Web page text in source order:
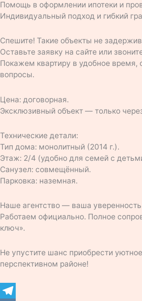
Помощь в оформлении ипотеки и
Индивидуальный подход и гибкий
Спешите! Такие объекты не
Оставьте заявку на сайте или
Покажем квартиру в удобное время,
вопросы.
Цена: договорная.
Эксклюзивный объект — только
Технические детали:
Тип дома: монолитный (2014 г.).
Этаж: 2/4 (удобно для семей с
Санузел: совмещённый.
Парковка: наземная.
Наше агентство — ваша
Работаем официально. Полное
ключ».
Не упустите шанс приобрести
перспективном районе!